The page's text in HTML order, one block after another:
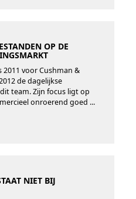
OP DE
voor Cushman &
de dagelijkse
team. Zijn focus ligt op
onroerend goed ...
NIET BIJ